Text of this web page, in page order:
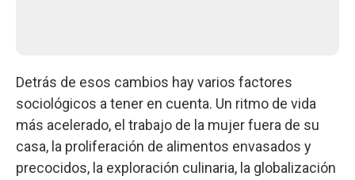
Detrás de esos cambios hay varios factores
sociológicos a tener en cuenta. Un ritmo de vida
más acelerado, el trabajo de la mujer fuera de su
casa, la proliferación de alimentos envasados y
precocidos, la exploración culinaria, la globalización